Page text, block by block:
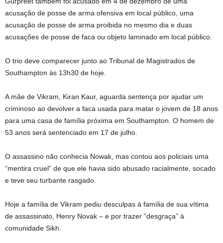
acusação de posse de arma ofensiva em local público, uma
acusação de posse de arma proibida no mesmo dia e duas
acusações de posse de faca ou objeto laminado em local público.
O trio deve comparecer junto ao Tribunal de Magistrados de
Southampton às 13h30 de hoje.
A mãe de Vikram, Kiran Kaur, aguarda sentença por ajudar um
criminoso ao devolver a faca usada para matar o jovem de 18 anos
para uma casa de família próxima em Southampton. O homem de
53 anos será sentenciado em 17 de julho.
O assassino não conhecia Nowak, mas contou aos policiais uma
“mentira cruel” de que ele havia sido abusado racialmente, socado
e teve seu turbante rasgado.
Hoje a família de Vikram pediu desculpas à família de sua vítima
de assassinato, Henry Novak – e por trazer “desgraça” à
comunidade Sikh.